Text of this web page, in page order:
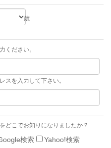
歳
ください。
スを入力して下さい。
どこでお知りになりましたか？
検索
Yahoo!検索